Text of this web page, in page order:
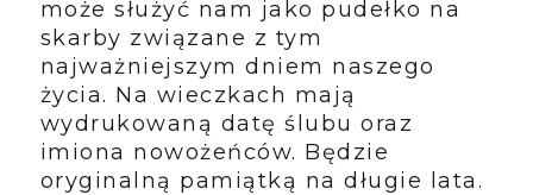
może służyć nam jako pudełko na
skarby związane z tym
najważniejszym dniem naszego
życia. Na wieczkach mają
wydrukowaną datę ślubu oraz
imiona nowożeńców. Będzie
oryginalną pamiątką na długie lata.